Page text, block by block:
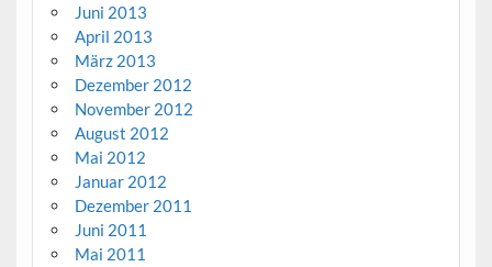
Juni 2013
April 2013
März 2013
Dezember 2012
November 2012
August 2012
Mai 2012
Januar 2012
Dezember 2011
Juni 2011
Mai 2011